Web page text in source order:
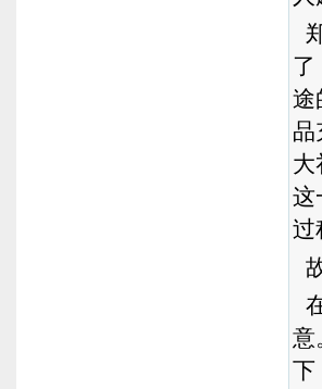
了
途
品
大
这
过
意
下